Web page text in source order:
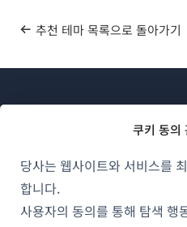
쿠키 동의
당사는 웹사이트와 서비스를
합니다.
사용자의 동의를 통해 탐색 행
추천 테마 목록으로 돌아가기
GDPR 및 개인